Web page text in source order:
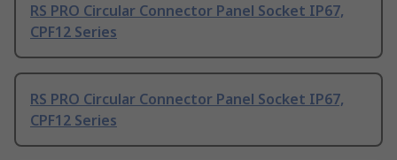
RS PRO Circular Connector Panel Socket IP67,
CPF12 Series
RS PRO Circular Connector Panel Socket IP67,
CPF12 Series